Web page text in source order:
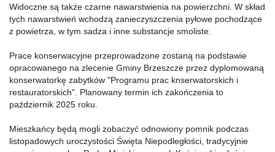
Widoczne są także czarne nawarstwienia na powierzchni. W skład
tych nawarstwień wchodzą zanieczyszczenia pyłowe pochodzące
z powietrza, w tym sadza i inne substancje smoliste.
Prace konserwacyjne przeprowadzone zostaną na podstawie
opracowanego na zlecenie Gminy Brzeszcze przez dyplomowaną
konserwatorkę zabytków "Programu prac knserwatorskich i
restauratorskich". Planowany termin ich zakończenia to
październik 2025 roku.
Mieszkańcy będą mogli zobaczyć odnowiony pomnik podczas
listopadowych uroczystości Święta Niepodległości, tradycyjnie